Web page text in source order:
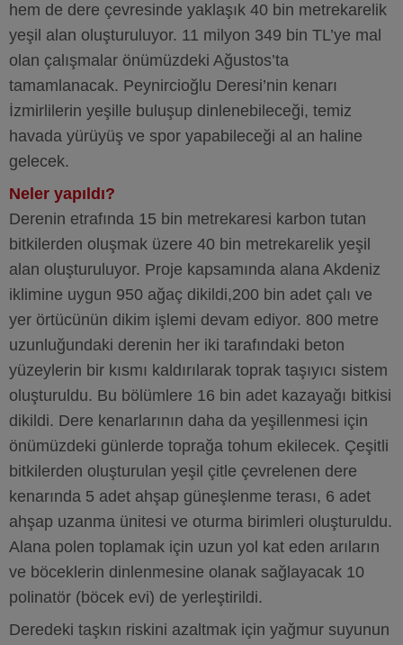
hem de dere çevresinde yaklaşık 40 bin metrekarelik
yeşil alan oluşturuluyor. 11 milyon 349 bin TL’ye mal
olan çalışmalar önümüzdeki Ağustos’ta
tamamlanacak. Peynircioğlu Deresi’nin kenarı
İzmirlilerin yeşille buluşup dinlenebileceği, temiz
havada yürüyüş ve spor yapabileceği al an haline
gelecek.
Neler yapıldı?
Derenin etrafında 15 bin metrekaresi karbon tutan
bitkilerden oluşmak üzere 40 bin metrekarelik yeşil
alan oluşturuluyor. Proje kapsamında alana Akdeniz
iklimine uygun 950 ağaç dikildi,200 bin adet çalı ve
yer örtücünün dikim işlemi devam ediyor. 800 metre
uzunluğundaki derenin her iki tarafındaki beton
yüzeylerin bir kısmı kaldırılarak toprak taşıyıcı sistem
oluşturuldu. Bu bölümlere 16 bin adet kazayağı bitkisi
dikildi. Dere kenarlarının daha da yeşillenmesi için
önümüzdeki günlerde toprağa tohum ekilecek. Çeşitli
bitkilerden oluşturulan yeşil çitle çevrelenen dere
kenarında 5 adet ahşap güneşlenme terası, 6 adet
ahşap uzanma ünitesi ve oturma birimleri oluşturuldu.
Alana polen toplamak için uzun yol kat eden arıların
ve böceklerin dinlenmesine olanak sağlayacak 10
polinatör (böcek evi) de yerleştirildi.
Deredeki taşkın riskini azaltmak için yağmur suyunun